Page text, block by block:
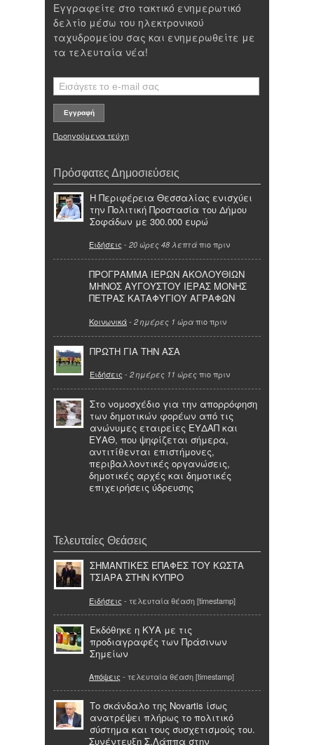
Εγγραφείτε στο τακτικό ενημερωτικό
δελτίο μέσω του ηλεκτρονικού
ταχυδρομείου σας και ενημερωθείτε με
τα τελευταία νέα!
Προηγούμενα τεύχη
Πρόσφατες Δημοσιεύσεις
Η Περιφέρεια Θεσσαλίας ενισχύει
την Πολιτική Προστασία του Δήμου
Σοφάδων με 300.000 ευρώ
Ειδήσεις - 20 ώρες 48 λεπτά πιο πριν
ΠΡΟΓΡΑΜΜΑ ΙΕΡΩΝ ΑΚΟΛΟΥΘΙΩΝ
ΜΗΝΟΣ ΑΥΓΟΥΣΤΟΥ ΙΕΡΑΣ ΜΟΝΗΣ
ΠΕΤΡΑΣ ΚΑΤΑΦΥΓΙΟΥ ΑΓΡΑΦΩΝ
Κοινωνικά- 2 ημέρες 1 ώρα πιο πριν
ΠΡΩΤΗ ΓΙΑ ΤΗΝ ΑΣΑ
Ειδήσεις - 2 ημέρες 11 ώρες πιο πριν
Στο νομοσχέδιο για την απορρόφηση
των δημοτικών φορέων από τις
ανώνυμες εταιρείες ΕΥΔΑΠ και
ΕΥΑΘ, που ψηφίζεται σήμερα,
αντιτίθενται επιστήμονες,
περιβαλλοντικές οργανώσεις,
δημοτικές αρχές και δημοτικές
επιχειρήσεις ύδρευσης
Τελευταίες Θεάσεις
ΣΗΜΑΝΤΙΚΕΣ ΕΠΑΦΕΣ ΤΟΥ ΚΩΣΤΑ
ΤΣΙΑΡΑ ΣΤΗΝ ΚΥΠΡΟ
Ειδήσεις - τελευταία θέαση [timestamp]
Εκδόθηκε η ΚΥΑ με τις
προδιαγραφές των Πράσινων
Σημείων
Απόψεις - τελευταία θέαση [timestamp]
Το σκάνδαλο της Novartis ίσως
ανατρέψει πλήρως το πολιτικό
σύστημα και τους συσχετισμούς του.
Συνέντευξη Σ.Λάππα στην